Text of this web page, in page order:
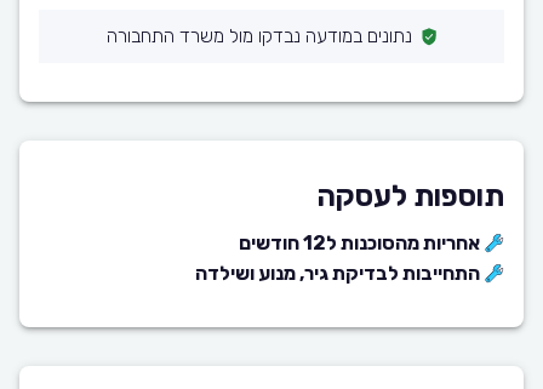
נתונים במודעה נבדקו מול משרד התחבורה
תוספות לעסקה
אחריות מהסוכנות ל12 חודשים
התחייבות לבדיקת גיר, מנוע ושילדה